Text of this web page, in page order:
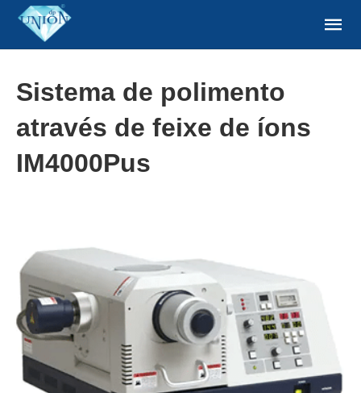
Sistema de polimento
através de feixe de íons
IM4000Pus